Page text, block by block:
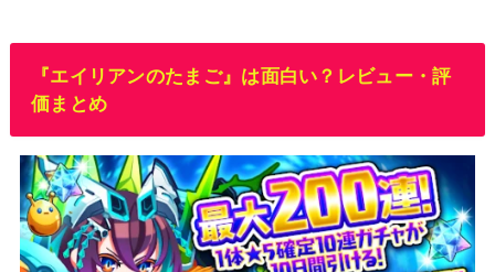
『エイリアンのたまご』は面白い？レビュー・評
価まとめ